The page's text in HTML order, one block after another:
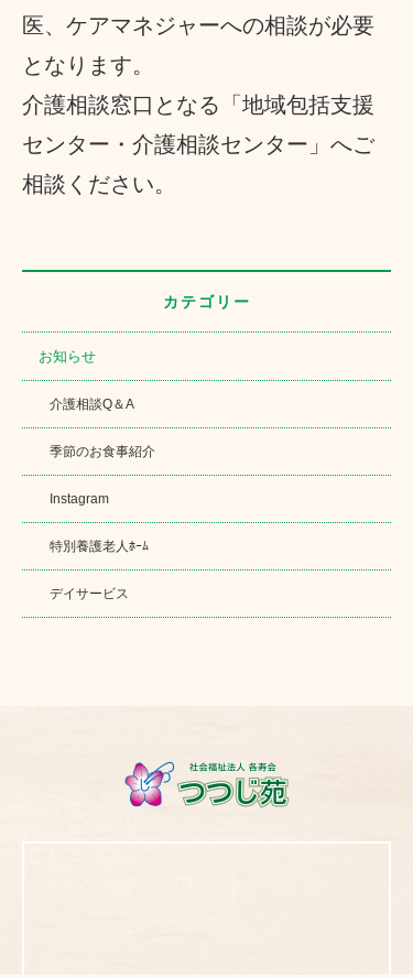
医、ケアマネジャーへの相談が必要
となります。
介護相談窓口となる「地域包括支援
センター・介護相談センター」へご
相談ください。
カテゴリー
お知らせ
介護相談Q＆A
季節のお食事紹介
Instagram
特別養護老人ﾎｰﾑ
デイサービス